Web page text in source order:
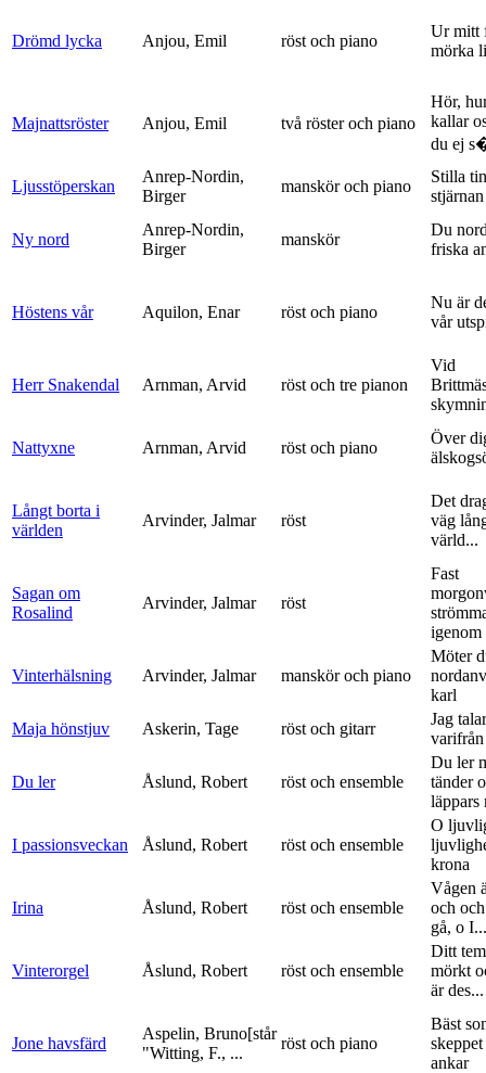
Drömd lycka Anjou, Emil röst och piano
Ur mitt
mörka
Majnattsröster Anjou, Emil två röster och piano
Hör,
kallar
du ej
Ljusstöperskan
Anrep-Nordin,
Birger
manskör och piano
Stilla
stjärnan
Ny nord
Anrep-Nordin,
Birger
manskör
Du
friska
Höstens vår Aquilon, Enar röst och piano
Nu är
vår
Herr Snakendal Arnman, Arvid röst och tre pianon
Vid
Nattyxne Arnman, Arvid röst och piano
Över
Långt borta i
världen
Arvinder, Jalmar röst
Det
väg
värld...
Sagan om
Rosalind
Arvinder, Jalmar röst
Fast
igenom
Vinterhälsning Arvinder, Jalmar manskör och piano
Möter
karl
Maja hönstjuv
Askerin, Tage röst och gitarr
Jag
Du ler Åslund, Robert röst och ensemble
Du ler
tänder
läppars
I passionsveckan Åslund, Robert röst och ensemble
O
krona
Irina Åslund, Robert röst och ensemble
Vågen
och
gå, o I...
Vinterorgel Åslund, Robert röst och ensemble
Ditt
mörkt
är des...
Jone havsfärd
Aspelin, Bruno[står
"Witting, F., ...
röst och piano
Bäst
ankar